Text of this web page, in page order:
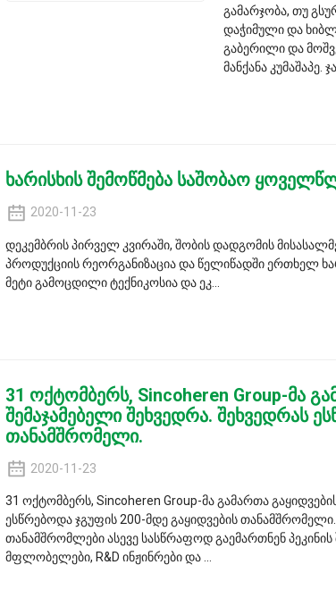
გამარჯობა, თუ
დაჭიმული და
გაბერილი და
მანქანა კუმაშაპე.
ხარისხის შემოწმება საშობაო
2020-11-23
დეკემბრის პირველ კვირაში, შობის დადგომის
პროდუქციის რეორგანიზაცია და წელიწადში ერთხელ
მეტი გამოცდილი ტექნიკოსია და ეკ...
31 ოქტომბერს, Sincoheren Group-მა
შემაჯამებელი შეხვედრა. შეხვედრას
თანამშრომელი.
2020-11-23
31 ოქტომბერს, Sincoheren Group-მა გამართა
ესწრებოდა ჯგუფის 200-მდე გაყიდვების
თანამშრომლები ასევე სასწრაფოდ გაემართნენ
მფლობელები, R&D ინჟინრები და ...